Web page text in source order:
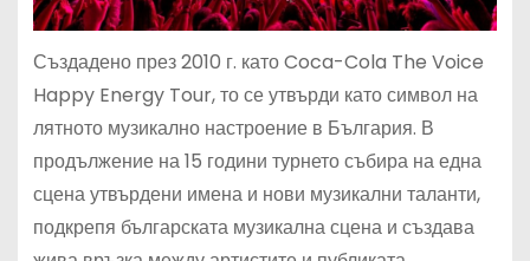
Създадено през 2010 г. като Coca-Cola The Voice
Happy Energy Tour, то се утвърди като символ на
лятното музикално настроение в България. В
продължение на 15 години турнето събира на една
сцена утвърдени имена и нови музикални таланти,
подкрепя българската музикална сцена и създава